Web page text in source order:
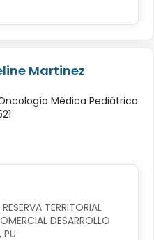
Martinez
Médica Pediátrica
TERRITORIAL
DESARROLLO
PU